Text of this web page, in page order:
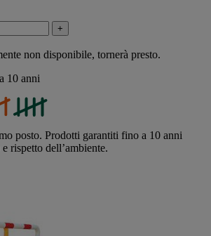
+
non disponibile, tornerà presto.
10 anni
posto. Prodotti garantiti fino a 10 anni
rispetto dell’ambiente.